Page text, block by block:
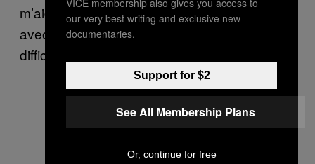
m’aider. Ou nous pourrions expérimenter
avec des sex-toys. Mais c’est vraiment
difficile pour moi d’éveiller le désir.
our very best writing and exclusive new
documentaries.
Support for $2
See All Membership Plans
Or, continue for free